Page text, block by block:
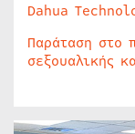
Dahua
Παράταση στο
σεξουαλικής